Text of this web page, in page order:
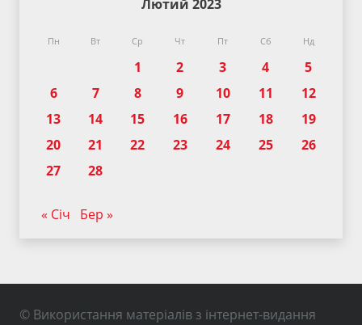
Лютий 2023
Пн Вт Ср Чт Пт Сб Нд
1 2 3 4
5
6
7 8 9 10 11
12
13
14 15 16 17 18
19
20
21 22 23 24 25
26
27
28
« Січ Бер »
© Використання матеріалів з інтернет-видання